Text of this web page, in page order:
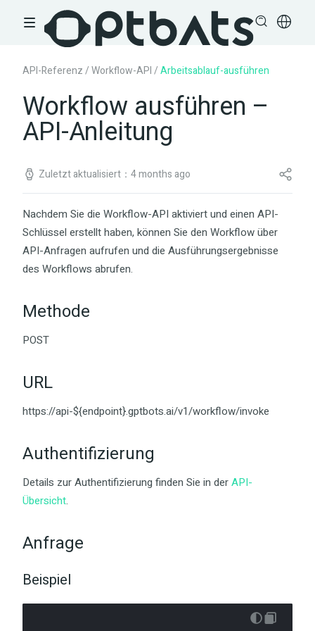
API-Referenz/Workflow-API/Arbeitsablauf-ausführen
Workflow ausführen –
API-Anleitung
Zuletzt aktualisiert：4 months ago
Nachdem Sie die Workflow-API aktiviert und einen API-
Schlüssel erstellt haben, können Sie den Workflow über
API-Anfragen aufrufen und die Ausführungsergebnisse
des Workflows abrufen.
Methode
POST
URL
https://api-${endpoint}.gptbots.ai/v1/workflow/invoke
Authentifizierung
Details zur Authentifizierung finden Sie in derAPI-
Übersicht.
Anfrage
Beispiel